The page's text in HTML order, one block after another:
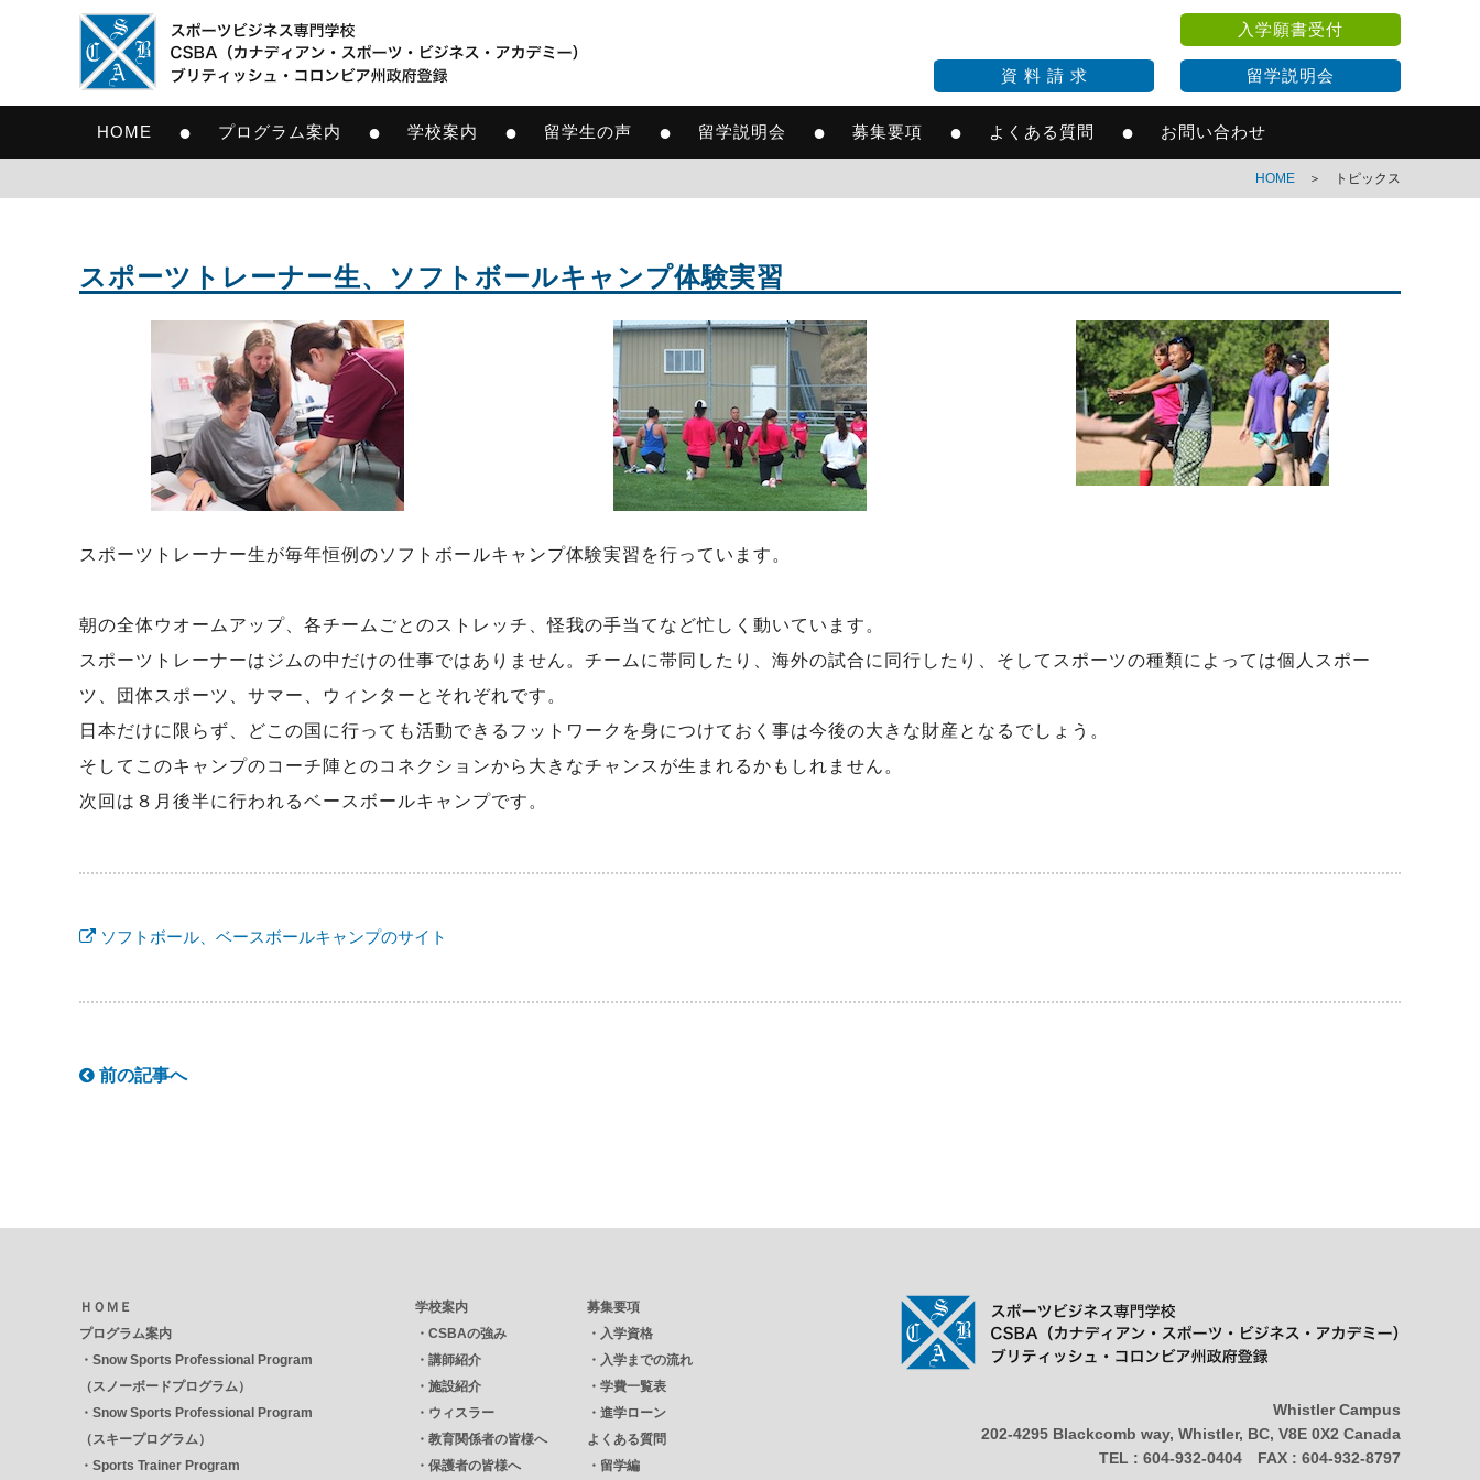
入学願書受付
留学説明会
資 料 請 求
HOME ● プログラム案内 ● 学校案内 ● 留学生の声 ● 留学説明会 ● 募集要項 ● よくある質問 ● お問い合わせ
HOME ＞ トピックス
スポーツトレーナー生、ソフトボールキャンプ体験実習
スポーツトレーナー生が毎年恒例のソフトボールキャンプ体験実習を行っています。
朝の全体ウオームアップ、各チームごとのストレッチ、怪我の手当てなど忙しく動いています。
スポーツトレーナーはジムの中だけの仕事ではありません。チームに帯同したり、海外の試合に同行したり、そしてスポーツの種類によっては個人スポー
ツ、団体スポーツ、サマー、ウィンターとそれぞれです。
日本だけに限らず、どこの国に行っても活動できるフットワークを身につけておく事は今後の大きな財産となるでしょう。
そしてこのキャンプのコーチ陣とのコネクションから大きなチャンスが生まれるかもしれません。
次回は８月後半に行われるベースボールキャンプです。
ソフトボール、ベースボールキャンプのサイト
前の記事へ
ＨＯＭＥ
プログラム案内
・ Snow Sports Professional Program
（スノーボードプログラム）
・ Snow Sports Professional Program
（スキープログラム）
・ Sports Trainer Program
学校案内
・ CSBAの強み
・ 講師紹介
・ 施設紹介
・ ウィスラー
・ 教育関係者の皆様へ
・ 保護者の皆様へ
募集要項
・ 入学資格
・ 入学までの流れ
・ 学費一覧表
・ 進学ローン
よくある質問
・ 留学編
Whistler Campus
202-4295 Blackcomb way, Whistler, BC, V8E 0X2 Canada
TEL : 604-932-0404 FAX : 604-932-8797